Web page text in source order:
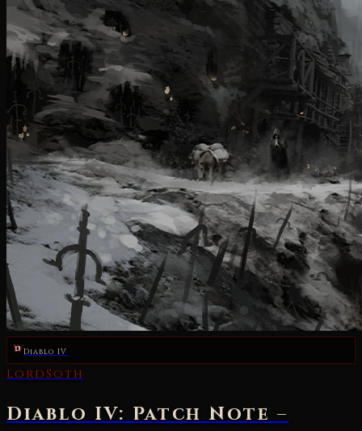
Diablo IV
LordSoth
Diablo IV: Patch Note –